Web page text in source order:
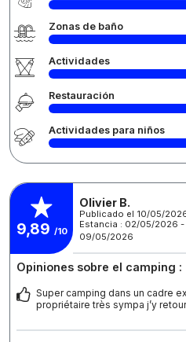
Zonas de baño
Actividades
Restauración
Actividades para niños
9,89 /10
Olivier B.
Publicado el 10/05/
Estancia : 02/05/2026 -
09/05/2026
Opiniones sobre el camping :
Super camping dans un cadre
propriétaire très sympa j’y